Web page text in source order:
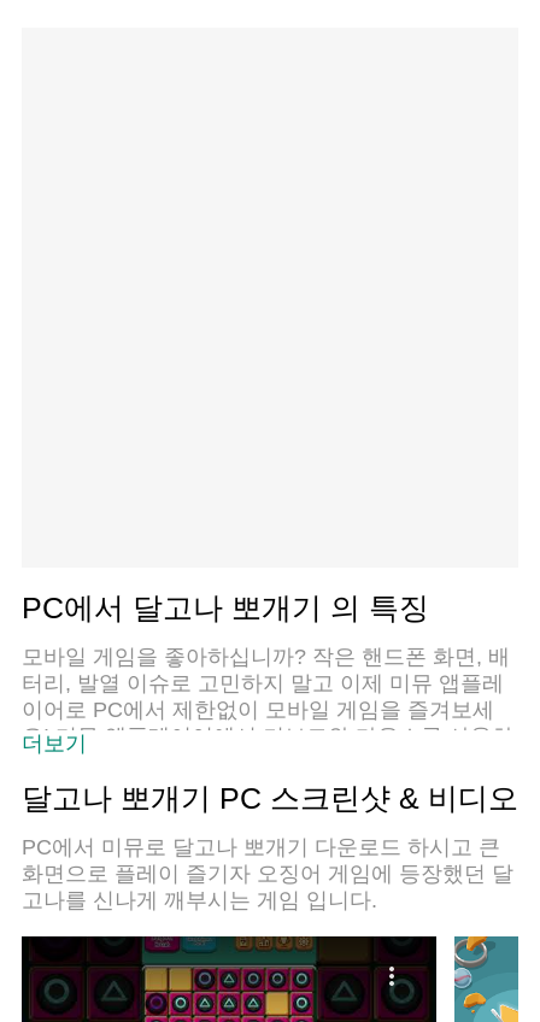
PC에서 달고나 뽀개기 의 특징
모바일 게임을 좋아하십니까? 작은 핸드폰 화면, 배
터리, 발열 이슈로 고민하지 말고 이제 미뮤 앱플레
이어로 PC에서 제한없이 모바일 게임을 즐겨보세
요! 미뮤 앱플레이어에서 키보드와 마우스를 사용하
컴퓨터에서 다운로드 하시고 달고나 뽀개기 설치하
세요. 배터리 걱정, 발열 걱정 필요없이 마음껏 즐길
수 있습니다; 미뮤 멀티로 무장하여 모바일 게임을
한층 더 재미있게 플레이할 수 있습니다!
더보기
달고나 뽀개기 PC 스크린샷 & 비디오
PC에서 미뮤로 달고나 뽀개기 다운로드 하시고 큰
화면으로 플레이 즐기자 오징어 게임에 등장했던 달
고나를 신나게 깨부시는 게임 입니다.